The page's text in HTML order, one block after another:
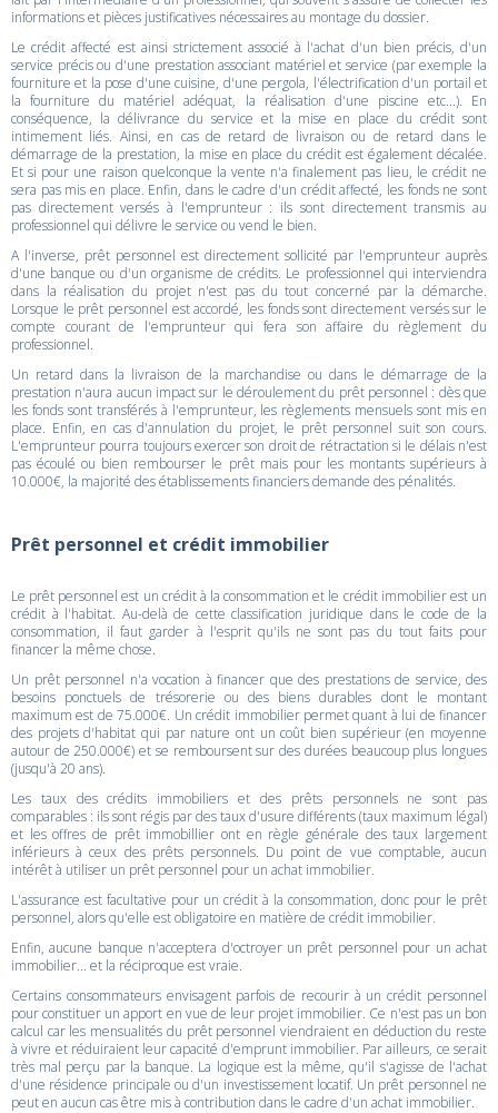
informations et pièces justificatives nécessaires au montage du dossier.
Le crédit affecté est ainsi strictement associé à l'achat d'un bien précis, d'un
service précis ou d'une prestation associant matériel et service (par exemple la
fourniture et la pose d'une cuisine, d'une pergola, l'électrification d'un portail et
la fourniture du matériel adéquat, la réalisation d'une piscine etc...). En
conséquence, la délivrance du service et la mise en place du crédit sont
intimement liés. Ainsi, en cas de retard de livraison ou de retard dans le
démarrage de la prestation, la mise en place du crédit est également décalée.
Et si pour une raison quelconque la vente n'a finalement pas lieu, le crédit ne
sera pas mis en place. Enfin, dans le cadre d'un crédit affecté, les fonds ne sont
pas directement versés à l'emprunteur : ils sont directement transmis au
professionnel qui délivre le service ou vend le bien.
A l'inverse, prêt personnel est directement sollicité par l'emprunteur auprès
d'une banque ou d'un organisme de crédits. Le professionnel qui interviendra
dans la réalisation du projet n'est pas du tout concerné par la démarche.
Lorsque le prêt personnel est accordé, les fonds sont directement versés sur le
compte courant de l'emprunteur qui fera son affaire du règlement du
professionnel.
Un retard dans la livraison de la marchandise ou dans le démarrage de la
prestation n'aura aucun impact sur le déroulement du prêt personnel : dès que
les fonds sont transférés à l'emprunteur, les règlements mensuels sont mis en
place. Enfin, en cas d'annulation du projet, le prêt personnel suit son cours.
L'emprunteur pourra toujours exercer son droit de rétractation si le délais n'est
pas écoulé ou bien rembourser le prêt mais pour les montants supérieurs à
10.000€, la majorité des établissements financiers demande des pénalités.
Prêt personnel et crédit immobilier
Le prêt personnel est un crédit à la consommation et le crédit immobilier est un
crédit à l'habitat. Au-delà de cette classification juridique dans le code de la
consommation, il faut garder à l'esprit qu'ils ne sont pas du tout faits pour
financer la même chose.
Un prêt personnel n'a vocation à financer que des prestations de service, des
besoins ponctuels de trésorerie ou des biens durables dont le montant
maximum est de 75.000€. Un crédit immobilier permet quant à lui de financer
des projets d'habitat qui par nature ont un coût bien supérieur (en moyenne
autour de 250.000€) et se remboursent sur des durées beaucoup plus longues
(jusqu'à 20 ans).
Les taux des crédits immobiliers et des prêts personnels ne sont pas
comparables : ils sont régis par des taux d'usure différents (taux maximum légal)
et les offres de prêt immobillier ont en règle générale des taux largement
inférieurs à ceux des prêts personnels. Du point de vue comptable, aucun
intérêt à utiliser un prêt personnel pour un achat immobilier.
L'assurance est facultative pour un crédit à la consommation, donc pour le prêt
personnel, alors qu'elle est obligatoire en matière de crédit immobilier.
Enfin, aucune banque n'acceptera d'octroyer un prêt personnel pour un achat
immobilier... et la réciproque est vraie.
Certains consommateurs envisagent parfois de recourir à un crédit personnel
pour constituer un apport en vue de leur projet immobilier. Ce n'est pas un bon
calcul car les mensualités du prêt personnel viendraient en déduction du reste
à vivre et réduiraient leur capacité d'emprunt immobilier. Par ailleurs, ce serait
très mal perçu par la banque. La logique est la même, qu'il s'agisse de l'achat
d'une résidence principale ou d'un investissement locatif. Un prêt personnel ne
peut en aucun cas être mis à contribution dans le cadre d'un achat immobilier.